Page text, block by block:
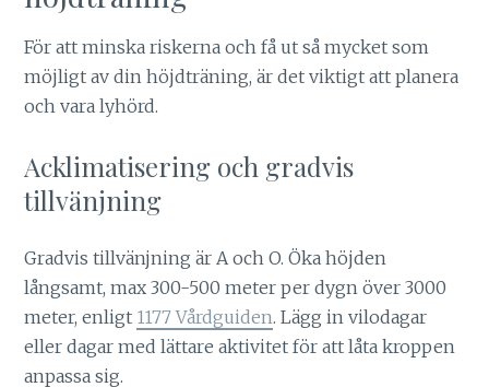
För att minska riskerna och få ut så mycket som
möjligt av din höjdträning, är det viktigt att planera
och vara lyhörd.
Acklimatisering och gradvis
tillvänjning
Gradvis tillvänjning är A och O. Öka höjden
långsamt, max 300-500 meter per dygn över 3000
meter, enligt 1177 Vårdguiden. Lägg in vilodagar
eller dagar med lättare aktivitet för att låta kroppen
anpassa sig.